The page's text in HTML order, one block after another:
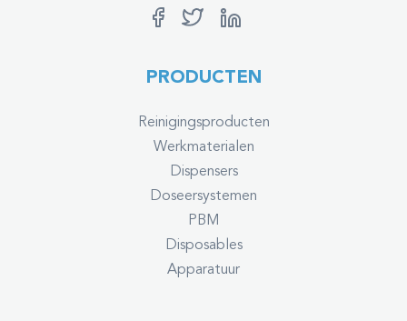
PRODUCTEN
Reinigingsproducten
Werkmaterialen
Dispensers
Doseersystemen
PBM
Disposables
Apparatuur